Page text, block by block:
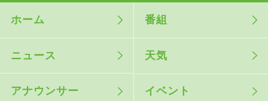
ホーム 番組
ニュース 天気
アナウンサー イベント